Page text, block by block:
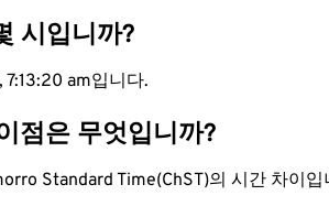
시입니까?
am입니다.
점은 무엇입니까?
Standard Time(ChST)의 시간 차이입